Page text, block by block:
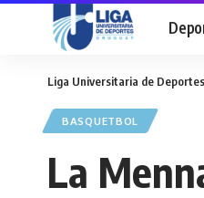
Liga Universitaria de Deportes
BASQUETBOL
La